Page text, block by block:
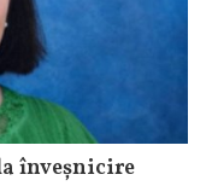
înveșnicire